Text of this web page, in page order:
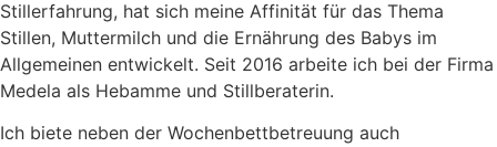
Stillerfahrung, hat sich meine Affinität für das Thema
Stillen, Muttermilch und die Ernährung des Babys im
Allgemeinen entwickelt. Seit 2016 arbeite ich bei der Firma
Medela als Hebamme und Stillberaterin.
Ich biete neben der Wochenbettbetreuung auch